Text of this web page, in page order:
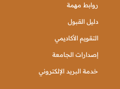
روابط مهمة
دليل القبول
التقويم الأكاديمي
إصدارات الجامعة
خدمة البريد الإلكتروني